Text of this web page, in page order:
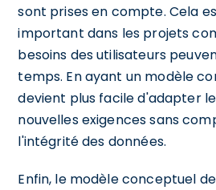
sont prises en compte. Cela
important dans les projets
besoins des utilisateurs
temps. En ayant un modèle
devient plus facile d'adapter
nouvelles exigences sans
l'intégrité des données.
Enfin, le modèle conceptuel